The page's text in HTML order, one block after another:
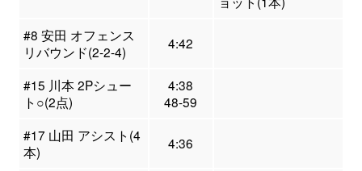
#8 安田 オフェンス
リバウンド(2-2-4)
4:42
#15 川本 2Pシュー
ト○(2点)
4:38
48-59
#17 山田 アシスト(4
本)
4:36